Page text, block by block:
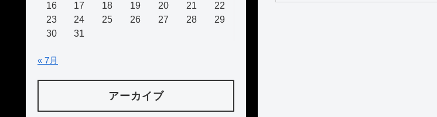
16
17 18 19 20 21
22
23
24 25 26 27 28
29
30
31
« 7月
アーカイブ